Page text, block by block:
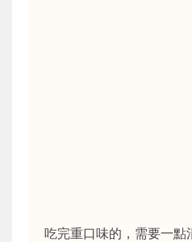
吃完重口味的，需要一點